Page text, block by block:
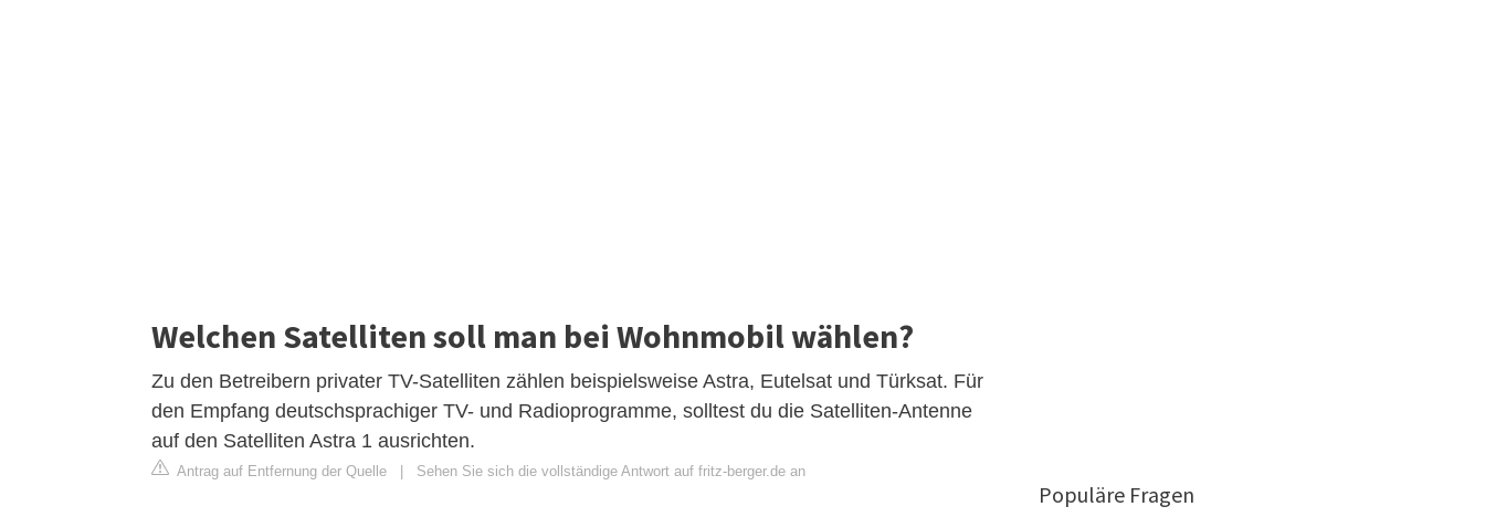
Welchen Satelliten soll man bei Wohnmobil wählen?
Zu den Betreibern privater TV-Satelliten zählen beispielsweise Astra, Eutelsat und Türksat. Für
den Empfang deutschsprachiger TV- und Radioprogramme, solltest du die Satelliten-Antenne
auf den Satelliten Astra 1 ausrichten.
Antrag auf Entfernung der Quelle Sehen Sie sich die vollständige Antwort auf fritz-berger.de an
Populäre Fragen